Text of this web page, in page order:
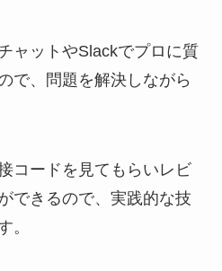
ャットやSlackでプロに質
で、問題を解決しながら
コードを見てもらいレビ
できるので、実践的な技
。